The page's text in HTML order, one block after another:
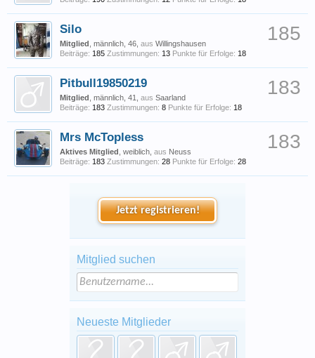
185
Silo
Mitglied , männlich, 46, aus Willingshausen
Beiträge: 185 Zustimmungen: 13 Punkte für Erfolge: 18
183
Pitbull19850219
Mitglied , männlich, 41, aus Saarland
Beiträge: 183 Zustimmungen: 8 Punkte für Erfolge: 18
183
Mrs McTopless
Aktives Mitglied , weiblich, aus Neuss
Beiträge: 183 Zustimmungen: 28 Punkte für Erfolge: 28
Jetzt registrieren!
Mitglied suchen
Neueste Mitglieder